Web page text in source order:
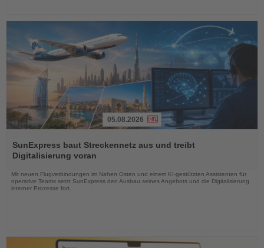
Sie
die
Nachrichten
05.08.2026
SunExpress baut Streckennetz aus und treibt
Digitalisierung voran
Mit neuen Flugverbindungen im Nahen Osten und einem KI-gestützten Assistenten für
operative Teams setzt SunExpress den Ausbau seines Angebots und die Digitalisierung
interner Prozesse fort.